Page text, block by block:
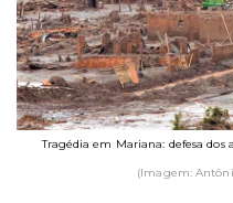
Tragédia em Mariana: defesa
(Imagem: